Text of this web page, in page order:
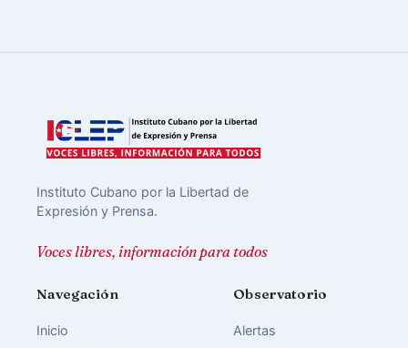
Instituto Cubano por la Libertad de
Expresión y Prensa.
Voces libres, información para todos
Navegación
Inicio
Observatorio
Alertas